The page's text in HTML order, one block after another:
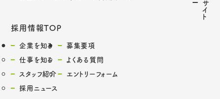
サ
イ
ト
採用情報TOP
企業を知る
仕事を知る
スタッフ紹介
採用ニュース
募集要項
よくある質問
エントリーフォーム